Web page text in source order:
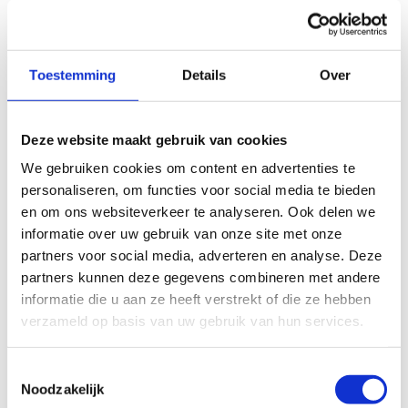
Toestemming Details Over
Deze website maakt gebruik van cookies
We gebruiken cookies om content en advertenties te
personaliseren, om functies voor social media te bieden
en om ons websiteverkeer te analyseren. Ook delen we
informatie over uw gebruik van onze site met onze
partners voor social media, adverteren en analyse. Deze
partners kunnen deze gegevens combineren met andere
informatie die u aan ze heeft verstrekt of die ze hebben
verzameld op basis van uw gebruik van hun services.
Noodzakelijk